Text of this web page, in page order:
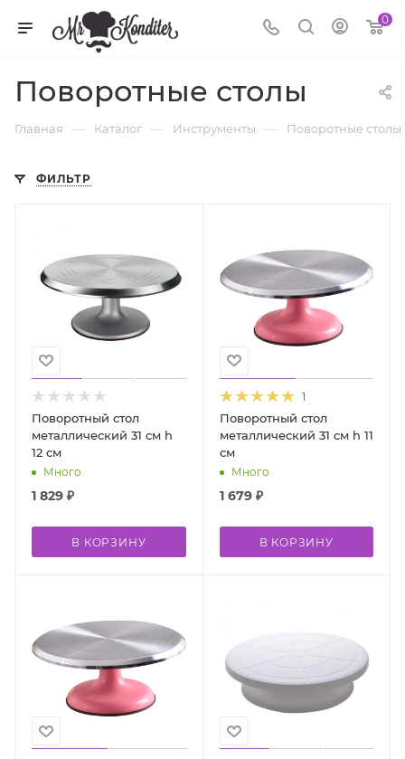
0
Поворотные столы
Главная — Каталог — Инструменты — Поворотные столы
ФИЛЬТР
Поворотный стол
металлический 31 см h
12 см
Много
1 829 ₽
В КОРЗИНУ
1
Поворотный стол
металлический 31 см h 11
см
Много
1 679₽
В КОРЗИНУ